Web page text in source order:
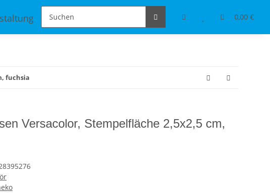
0,00 €
Schmuckdesign Tischdeko & Accessoires
fuchsia
Versacolor, Stempelfläche 2,5x2,5 cm,